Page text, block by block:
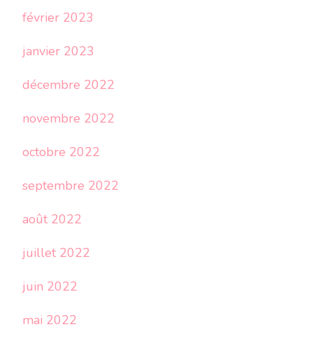
février 2023
janvier 2023
décembre 2022
novembre 2022
octobre 2022
septembre 2022
août 2022
juillet 2022
juin 2022
mai 2022